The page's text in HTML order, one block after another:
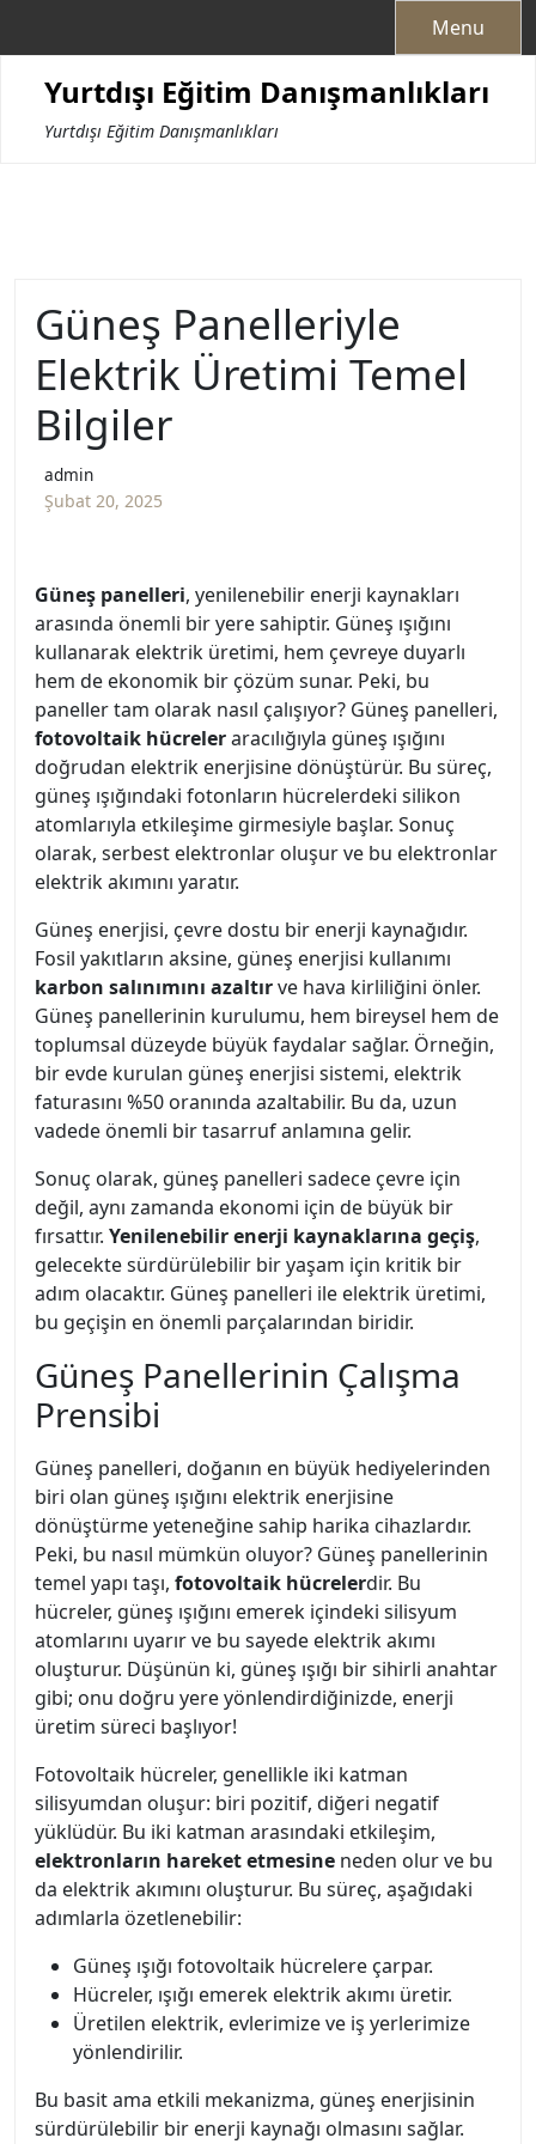
Menu
Yurtdışı Eğitim Danışmanlıkları
Yurtdışı Eğitim Danışmanlıkları
Güneş Panelleriyle
Elektrik Üretimi Temel
Bilgiler
admin
Şubat 20, 2025
Güneş panelleri, yenilenebilir enerji kaynakları
arasında önemli bir yere sahiptir. Güneş ışığını
kullanarak elektrik üretimi, hem çevreye duyarlı
hem de ekonomik bir çözüm sunar. Peki, bu
paneller tam olarak nasıl çalışıyor? Güneş panelleri,
fotovoltaik hücreleraracılığıyla güneş ışığını
doğrudan elektrik enerjisine dönüştürür. Bu süreç,
güneş ışığındaki fotonların hücrelerdeki silikon
atomlarıyla etkileşime girmesiyle başlar. Sonuç
olarak, serbest elektronlar oluşur ve bu elektronlar
elektrik akımını yaratır.
Güneş enerjisi, çevre dostu bir enerji kaynağıdır.
Fosil yakıtların aksine, güneş enerjisi kullanımı
karbon salınımını azaltırve hava kirliliğini önler.
Güneş panellerinin kurulumu, hem bireysel hem de
toplumsal düzeyde büyük faydalar sağlar. Örneğin,
bir evde kurulan güneş enerjisi sistemi, elektrik
faturasını %50 oranında azaltabilir. Bu da, uzun
vadede önemli bir tasarruf anlamına gelir.
Sonuç olarak, güneş panelleri sadece çevre için
değil, aynı zamanda ekonomi için de büyük bir
fırsattır. Yenilenebilir enerji kaynaklarına geçiş,
gelecekte sürdürülebilir bir yaşam için kritik bir
adım olacaktır. Güneş panelleri ile elektrik üretimi,
bu geçişin en önemli parçalarından biridir.
Güneş Panellerinin Çalışma
Prensibi
Güneş panelleri, doğanın en büyük hediyelerinden
biri olan güneş ışığını elektrik enerjisine
dönüştürme yeteneğine sahip harika cihazlardır.
Peki, bu nasıl mümkün oluyor? Güneş panellerinin
temel yapı taşı, fotovoltaik hücrelerdir. Bu
hücreler, güneş ışığını emerek içindeki silisyum
atomlarını uyarır ve bu sayede elektrik akımı
oluşturur. Düşünün ki, güneş ışığı bir sihirli anahtar
gibi; onu doğru yere yönlendirdiğinizde, enerji
üretim süreci başlıyor!
Fotovoltaik hücreler, genellikle iki katman
silisyumdan oluşur: biri pozitif, diğeri negatif
yüklüdür. Bu iki katman arasındaki etkileşim,
elektronların hareket etmesine neden olur ve bu
da elektrik akımını oluşturur. Bu süreç, aşağıdaki
adımlarla özetlenebilir:
Güneş ışığı fotovoltaik hücrelere çarpar.
Hücreler, ışığı emerek elektrik akımı üretir.
Üretilen elektrik, evlerimize ve iş yerlerimize
yönlendirilir.
Bu basit ama etkili mekanizma, güneş enerjisinin
sürdürülebilir bir enerji kaynağı olmasını sağlar.